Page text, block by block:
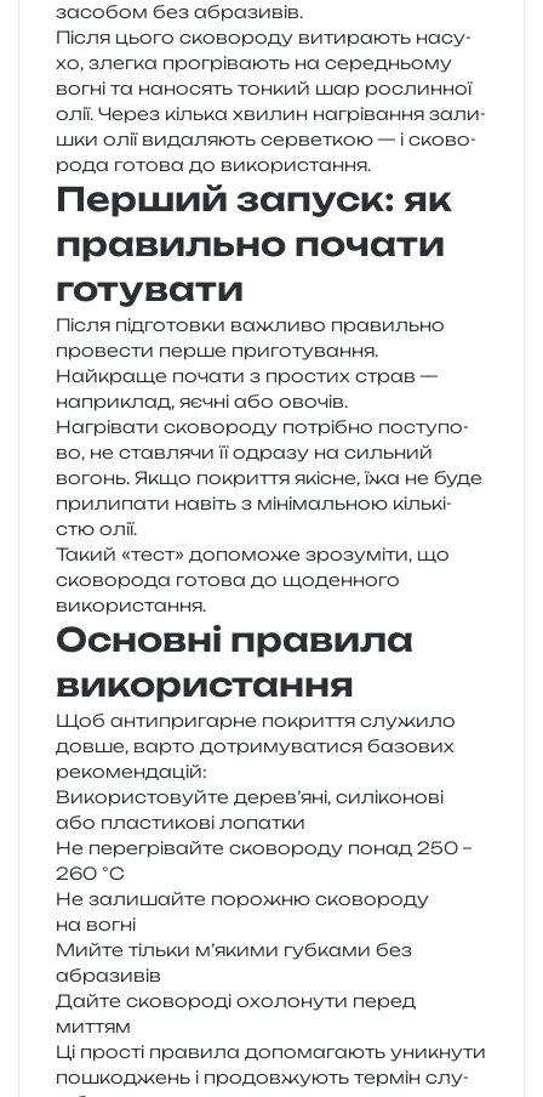
засо­бом без абразивів.
Після цього ско­во­ро­ду вити­ра­ють насу­
хо, злег­ка про­грі­ва­ють на сере­дньо­му
вогні та нано­сять тон­кий шар рослин­ної
олії. Через кіль­ка хви­лин нагрі­ва­н­ня зали­
шки олії вида­ля­ють сер­ве­ткою — і ско­во­
ро­да гото­ва до використання.
Перший запуск: як
правильно почати
готувати
Після під­го­тов­ки важли­во пра­виль­но
про­ве­сти перше при­го­ту­ва­н­ня.
Найкраще поча­ти з про­стих страв —
напри­клад, яєчні або овочів.
Нагрівати ско­во­ро­ду потрі­бно посту­по­
во, не став­ля­чи її одра­зу на силь­ний
вогонь. Якщо покри­т­тя які­сне, їжа не буде
при­ли­па­ти навіть з міні­маль­ною кіль­кі­
стю олії.
Такий «тест» допо­мо­же зро­зу­мі­ти, що
ско­во­ро­да гото­ва до щоден­но­го
використання.
Основні правила
використання
Щоб анти­при­гар­не покри­т­тя слу­жи­ло
довше, варто дотри­му­ва­ти­ся базо­вих
рекомендацій:
Використовуйте дерев’яні, силі­ко­но­ві
або пла­сти­ко­ві лопатки
Не пере­грі­вай­те ско­во­ро­ду понад 250 –
260 °C
Не зали­шай­те поро­жню ско­во­ро­ду
на вогні
Мийте тіль­ки м’якими губ­ка­ми без
абразивів
Дайте ско­во­ро­ді охо­ло­ну­ти перед
миттям
Ці про­сті пра­ви­ла допо­ма­га­ють уни­кну­ти
пошко­джень і про­дов­жу­ють тер­мін слу­